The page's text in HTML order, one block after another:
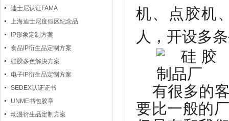
迪士尼认证FAMA
上海迪士尼度假区纪念品
IP形象定制方案
食品IP衍生品定制方案
硅胶多色解决方案
电子IP衍生品定制方案
SEDEX认证证书
UNME书包胶章
动漫衍生品定制方案
机、点胶机
人，开设多
有很多的
要比一般的